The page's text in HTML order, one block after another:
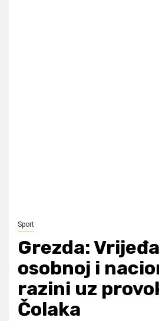
Sport
Grezda:
osobnoj i
razini uz
Čolaka